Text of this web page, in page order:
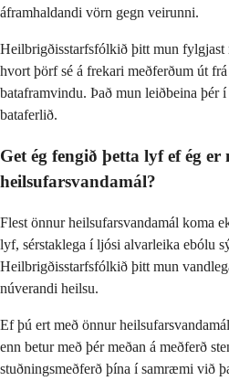
áframhaldandi vörn gegn veirunni.
Heilbrigðisstarfsfólkið þitt mun fylgjast
hvort þörf sé á frekari meðferðum út
bataframvindu. Það mun leiðbeina þér
bataferlið.
Get ég fengið þetta lyf ef ég er
heilsufarsvandamál?
Flest önnur heilsufarsvandamál koma
lyf, sérstaklega í ljósi alvarleika ebólu
Heilbrigðisstarfsfólkið þitt mun
núverandi heilsu.
Ef þú ert með önnur
enn betur með þér meðan á meðferð
stuðningsmeðferð þína í samræmi við